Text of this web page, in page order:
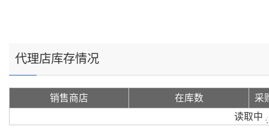
代理店库存情况
销售商店 在库数
采
读取中